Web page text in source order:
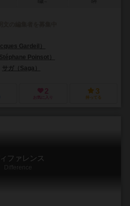
Gardeil）
Poinsot）
サガ（Saga）
2
お気に入り
3
持ってる
ファレンス
Difference